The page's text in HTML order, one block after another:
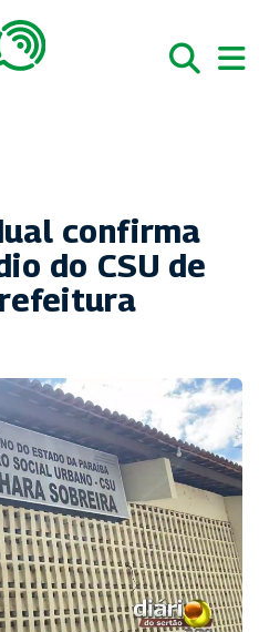
confirma
do CSU de